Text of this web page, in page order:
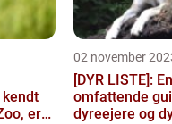
kendt
er
02 november
[DYR LISTE]: En
omfattende
dyreejere og